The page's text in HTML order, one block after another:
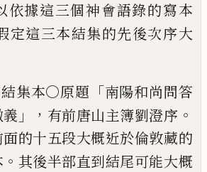
依據這三個神會語錄的寫本
定這三本結集的先後次序大
結集本〇原題 「南陽和尚問答
」， 有前唐山主簿劉澄序 。
的十五段大概近於倫敦藏的
。 其後半部直到結尾可能大概